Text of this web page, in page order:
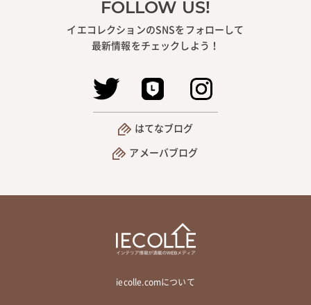
FOLLOW US!
イエコレクションのSNSをフォローして
最新情報をチェックしよう！
はてなブログ
アメーバブログ
iecolle.comについて